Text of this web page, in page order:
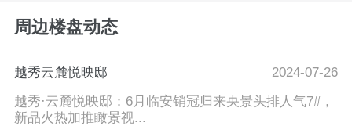
周边楼盘动态
越秀云麓悦映邸
2024-07-26
越秀·云麓悦映邸：6月临安销冠归来央景头排人气7#，
新品火热加推瞰景视...